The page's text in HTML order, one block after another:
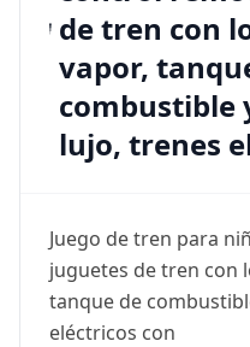
de tren con
vapor,
combustible
lujo, trenes
Juego de tren para
juguetes de tren con
tanque de
eléctricos con